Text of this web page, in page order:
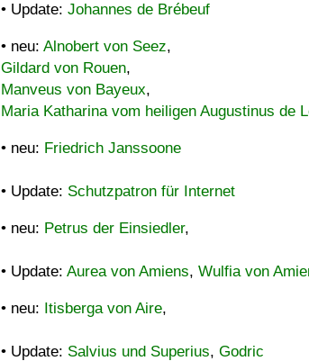
• Update: Johannes de Brébeuf
• neu: Alnobert von Seez,
Gildard von Rouen,
Manveus von Bayeux,
Maria Katharina vom heiligen Augustinus de
• neu: Friedrich Janssoone
• Update: Schutzpatron für Internet
• neu: Petrus der Einsiedler,
• Update: Aurea von Amiens, Wulfia von
• neu: Itisberga von Aire,
• Update: Salvius und Superius, Godric